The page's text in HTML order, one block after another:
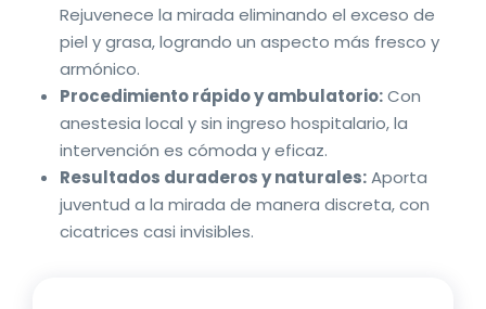
Rejuvenece la mirada eliminando el exceso de
piel y grasa, logrando un aspecto más fresco y
armónico.
Procedimiento rápido y ambulatorio:Con
anestesia local y sin ingreso hospitalario, la
intervención es cómoda y eficaz.
Resultados duraderos y naturales:Aporta
juventud a la mirada de manera discreta, con
cicatrices casi invisibles.